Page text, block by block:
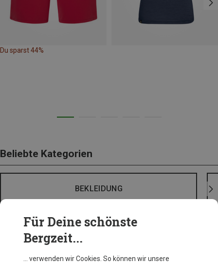
Du sparst 44%
Beliebte Kategorien
BEKLEIDUNG
Für Deine schönste
Bergzeit...
… verwenden wir Cookies. So können wir unsere